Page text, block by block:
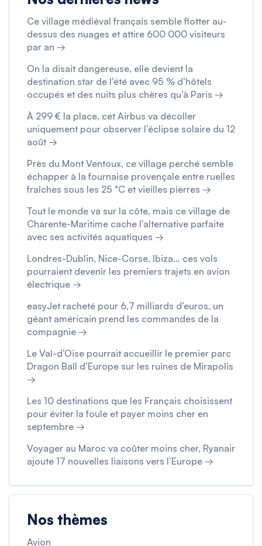
Ce village médiéval français semble flotter au-
dessus des nuages et attire 600 000 visiteurs
par an →
On la disait dangereuse, elle devient la
destination star de l’été avec 95 % d’hôtels
occupés et des nuits plus chères qu’à Paris →
À 299 € la place, cet Airbus va décoller
uniquement pour observer l’éclipse solaire du 12
août →
Près du Mont Ventoux, ce village perché semble
échapper à la fournaise provençale entre ruelles
fraîches sous les 25 °C et vieilles pierres →
Tout le monde va sur la côte, mais ce village de
Charente-Maritime cache l’alternative parfaite
avec ses activités aquatiques →
Londres-Dublin, Nice-Corse, Ibiza… ces vols
pourraient devenir les premiers trajets en avion
électrique →
easyJet racheté pour 6,7 milliards d’euros, un
géant américain prend les commandes de la
compagnie →
Le Val-d’Oise pourrait accueillir le premier parc
Dragon Ball d’Europe sur les ruines de Mirapolis
→
Les 10 destinations que les Français choisissent
pour éviter la foule et payer moins cher en
septembre →
Voyager au Maroc va coûter moins cher, Ryanair
ajoute 17 nouvelles liaisons vers l’Europe →
Nos thèmes
Avion